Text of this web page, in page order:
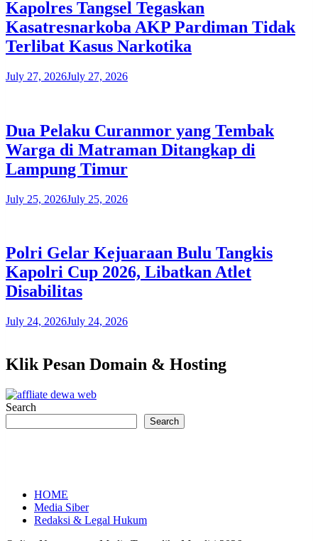
Kapolres Tangsel Tegaskan
Kasatresnarkoba AKP Pardiman Tidak
Terlibat Kasus Narkotika
July 27, 2026July 27, 2026
Dua Pelaku Curanmor yang Tembak
Warga di Matraman Ditangkap di
Lampung Timur
July 25, 2026July 25, 2026
Polri Gelar Kejuaraan Bulu Tangkis
Kapolri Cup 2026, Libatkan Atlet
Disabilitas
July 24, 2026July 24, 2026
Klik Pesan Domain & Hosting
Search
Search
HOME
Media Siber
Redaksi & Legal Hukum